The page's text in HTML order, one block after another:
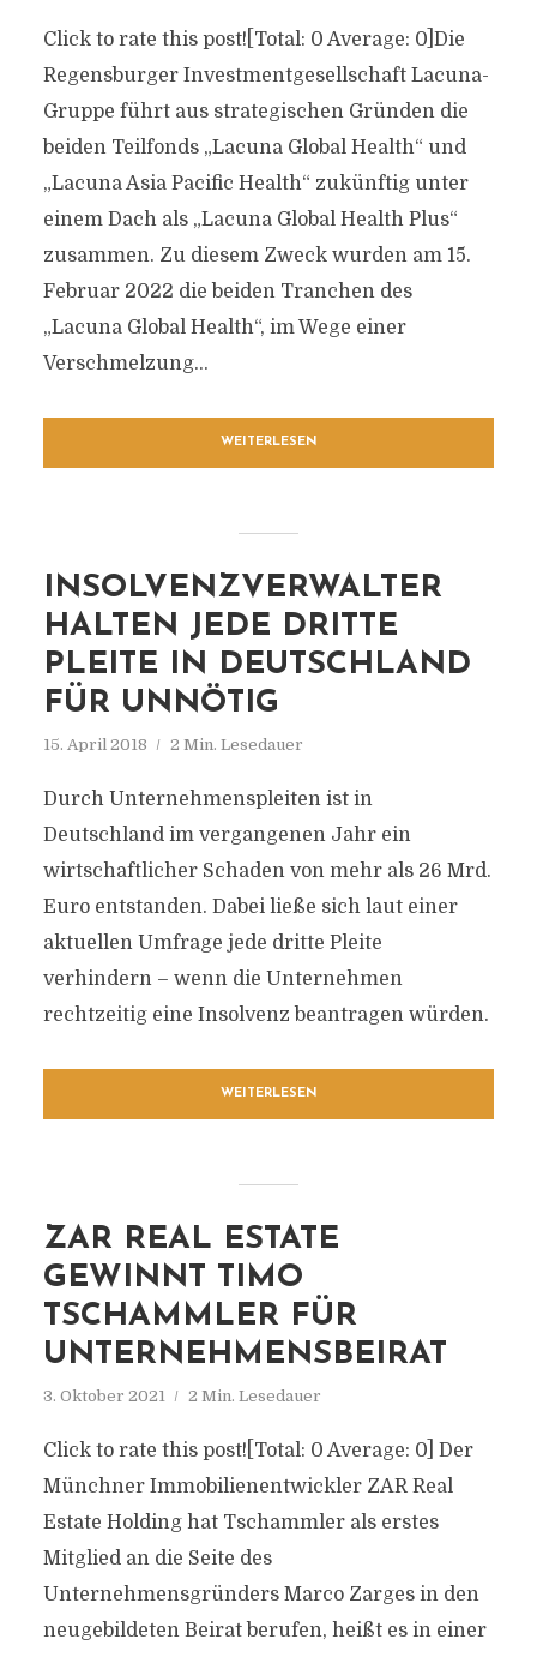
Click to rate this post![Total: 0 Average: 0]Die
Regensburger Investmentgesellschaft Lacuna-
Gruppe führt aus strategischen Gründen die
beiden Teilfonds „Lacuna Global Health“ und
„Lacuna Asia Pacific Health“ zukünftig unter
einem Dach als „Lacuna Global Health Plus“
zusammen. Zu diesem Zweck wurden am 15.
Februar 2022 die beiden Tranchen des
„Lacuna Global Health“, im Wege einer
Verschmelzung...
WEITERLESEN
INSOLVENZVERWALTER
HALTEN JEDE DRITTE
PLEITE IN DEUTSCHLAND
FÜR UNNÖTIG
15. April 2018 2 Min. Lesedauer
Durch Unternehmenspleiten ist in
Deutschland im vergangenen Jahr ein
wirtschaftlicher Schaden von mehr als 26 Mrd.
Euro entstanden. Dabei ließe sich laut einer
aktuellen Umfrage jede dritte Pleite
verhindern – wenn die Unternehmen
rechtzeitig eine Insolvenz beantragen würden.
WEITERLESEN
ZAR REAL ESTATE
GEWINNT TIMO
TSCHAMMLER FÜR
UNTERNEHMENSBEIRAT
3. Oktober 2021 2 Min. Lesedauer
Click to rate this post![Total: 0 Average: 0] Der
Münchner Immobilienentwickler ZAR Real
Estate Holding hat Tschammler als erstes
Mitglied an die Seite des
Unternehmensgründers Marco Zarges in den
neugebildeten Beirat berufen, heißt es in einer